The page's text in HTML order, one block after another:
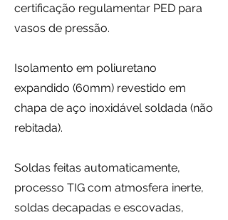
certificação regulamentar PED para
vasos de pressão.
Isolamento em poliuretano
expandido (60mm) revestido em
chapa de aço inoxidável soldada (não
rebitada).
Soldas feitas automaticamente,
processo TIG com atmosfera inerte,
soldas decapadas e escovadas,